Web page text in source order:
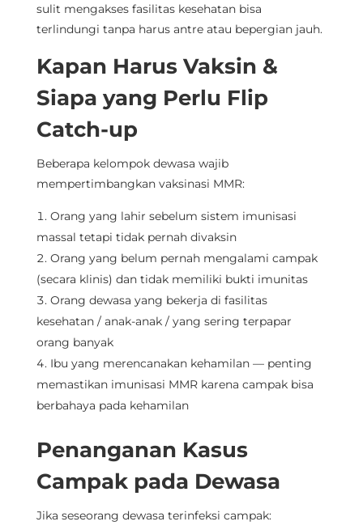
sulit mengakses fasilitas kesehatan bisa
terlindungi tanpa harus antre atau bepergian jauh.
Kapan Harus Vaksin &
Siapa yang Perlu Flip
Catch-up
Beberapa kelompok dewasa wajib
mempertimbangkan vaksinasi MMR:
Orang yang lahir sebelum sistem imunisasi
massal tetapi tidak pernah divaksin
Orang yang belum pernah mengalami campak
(secara klinis) dan tidak memiliki bukti imunitas
Orang dewasa yang bekerja di fasilitas
kesehatan / anak-anak / yang sering terpapar
orang banyak
Ibu yang merencanakan kehamilan — penting
memastikan imunisasi MMR karena campak bisa
berbahaya pada kehamilan
Penanganan Kasus
Campak pada Dewasa
Jika seseorang dewasa terinfeksi campak: